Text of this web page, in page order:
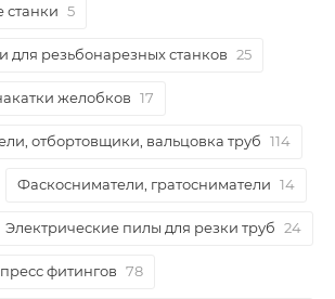
станки 5
для резьбонарезных станков 25
желобков 17
отбортовщики, вальцовка труб 114
Фаскосниматели, гратосниматели 14
Электрические пилы для резки труб 24
фитингов 78